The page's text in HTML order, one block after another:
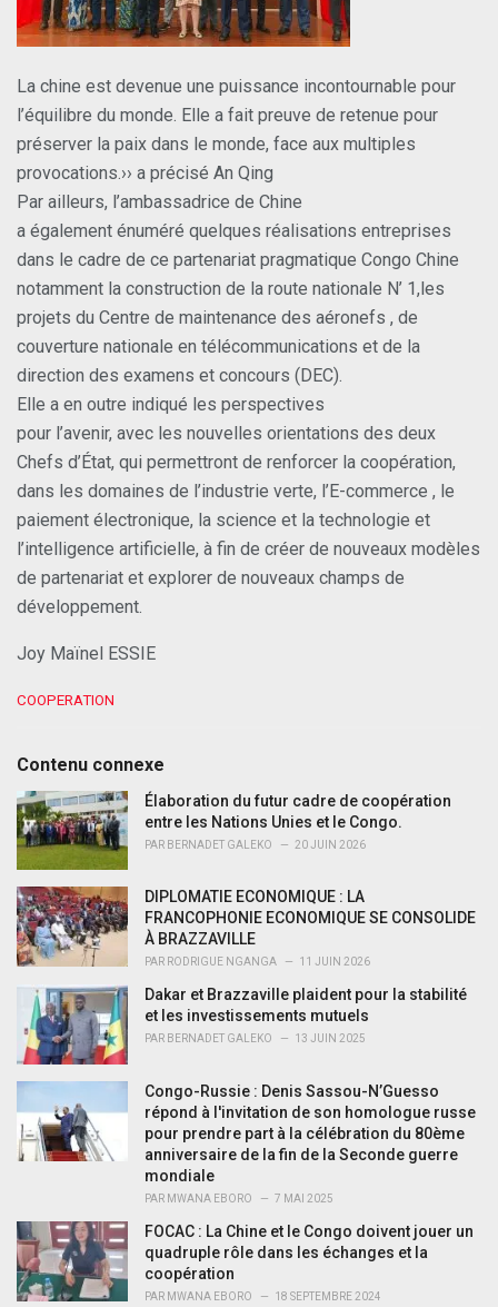
La chine est devenue une puissance incontournable pour
l’équilibre du monde. Elle a fait preuve de retenue pour
préserver la paix dans le monde, face aux multiples
provocations.›› a précisé An Qing
Par ailleurs, l’ambassadrice de Chine
a également énuméré quelques réalisations entreprises
dans le cadre de ce partenariat pragmatique Congo Chine
notamment la construction de la route nationale N’ 1,les
projets du Centre de maintenance des aéronefs , de
couverture nationale en télécommunications et de la
direction des examens et concours (DEC).
Elle a en outre indiqué les perspectives
pour l’avenir, avec les nouvelles orientations des deux
Chefs d’État, qui permettront de renforcer la coopération,
dans les domaines de l’industrie verte, l’E-commerce , le
paiement électronique, la science et la technologie et
l’intelligence artificielle, à fin de créer de nouveaux modèles
de partenariat et explorer de nouveaux champs de
développement.
Joy Maïnel ESSIE
C
e
o
r
i
:
COOPERATION
Contenu connexe
Élaboration du futur cadre de coopération
entre les Nations Unies et le Congo.
PAR BERNADET GALEKO 20 JUIN 2026
DIPLOMATIE ECONOMIQUE : LA
FRANCOPHONIE ECONOMIQUE SE CONSOLIDE
À BRAZZAVILLE
PAR RODRIGUE NGANGA 11 JUIN 2026
Dakar et Brazzaville plaident pour la stabilité
et les investissements mutuels
PAR BERNADET GALEKO 13 JUIN 2025
Congo-Russie : Denis Sassou-N’Guesso
répond à l'invitation de son homologue russe
pour prendre part à la célébration du 80ème
anniversaire de la fin de la Seconde guerre
mondiale
PAR MWANA EBORO 7 MAI 2025
FOCAC : La Chine et le Congo doivent jouer un
quadruple rôle dans les échanges et la
coopération
PAR MWANA EBORO 18 SEPTEMBRE 2024